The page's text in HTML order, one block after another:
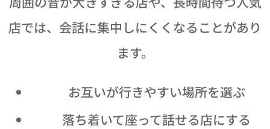
店では、会話に集中しにくくなることがあり
ます。
📍 お互いが行きやすい場所を選ぶ
🪑 落ち着いて座って話せる店にする